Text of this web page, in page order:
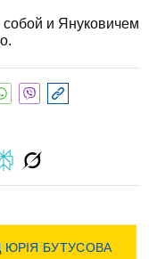
и Януковичем